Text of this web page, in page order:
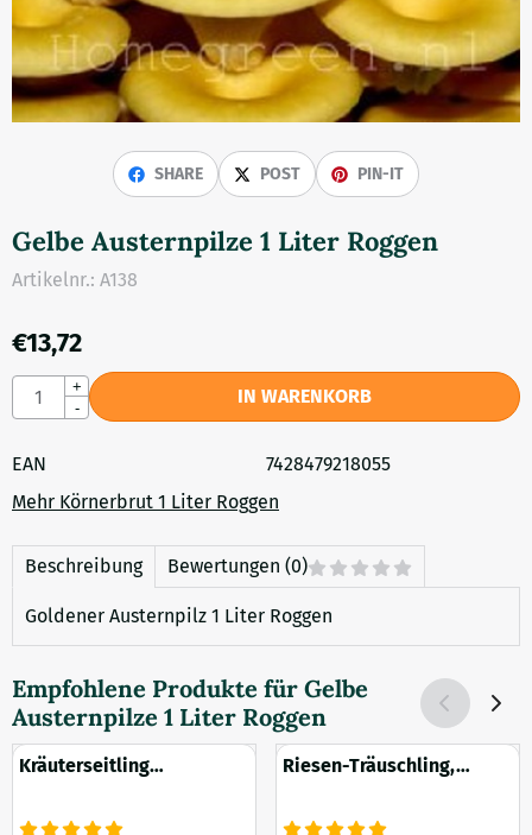
SHARE POST PIN-IT
Gelbe Austernpilze 1 Liter Roggen
Artikelnr.: A138
€13,72
Anzahl
+
-
IN WARENKORB
EAN
7428479218055
Mehr Körnerbrut 1 Liter Roggen
Beschreibung Bewertungen (0)
Goldener Austernpilz 1 Liter Roggen
Empfohlene Produkte für Gelbe
Austernpilze 1 Liter Roggen
Kräuterseitling
Riesen-Träuschling,